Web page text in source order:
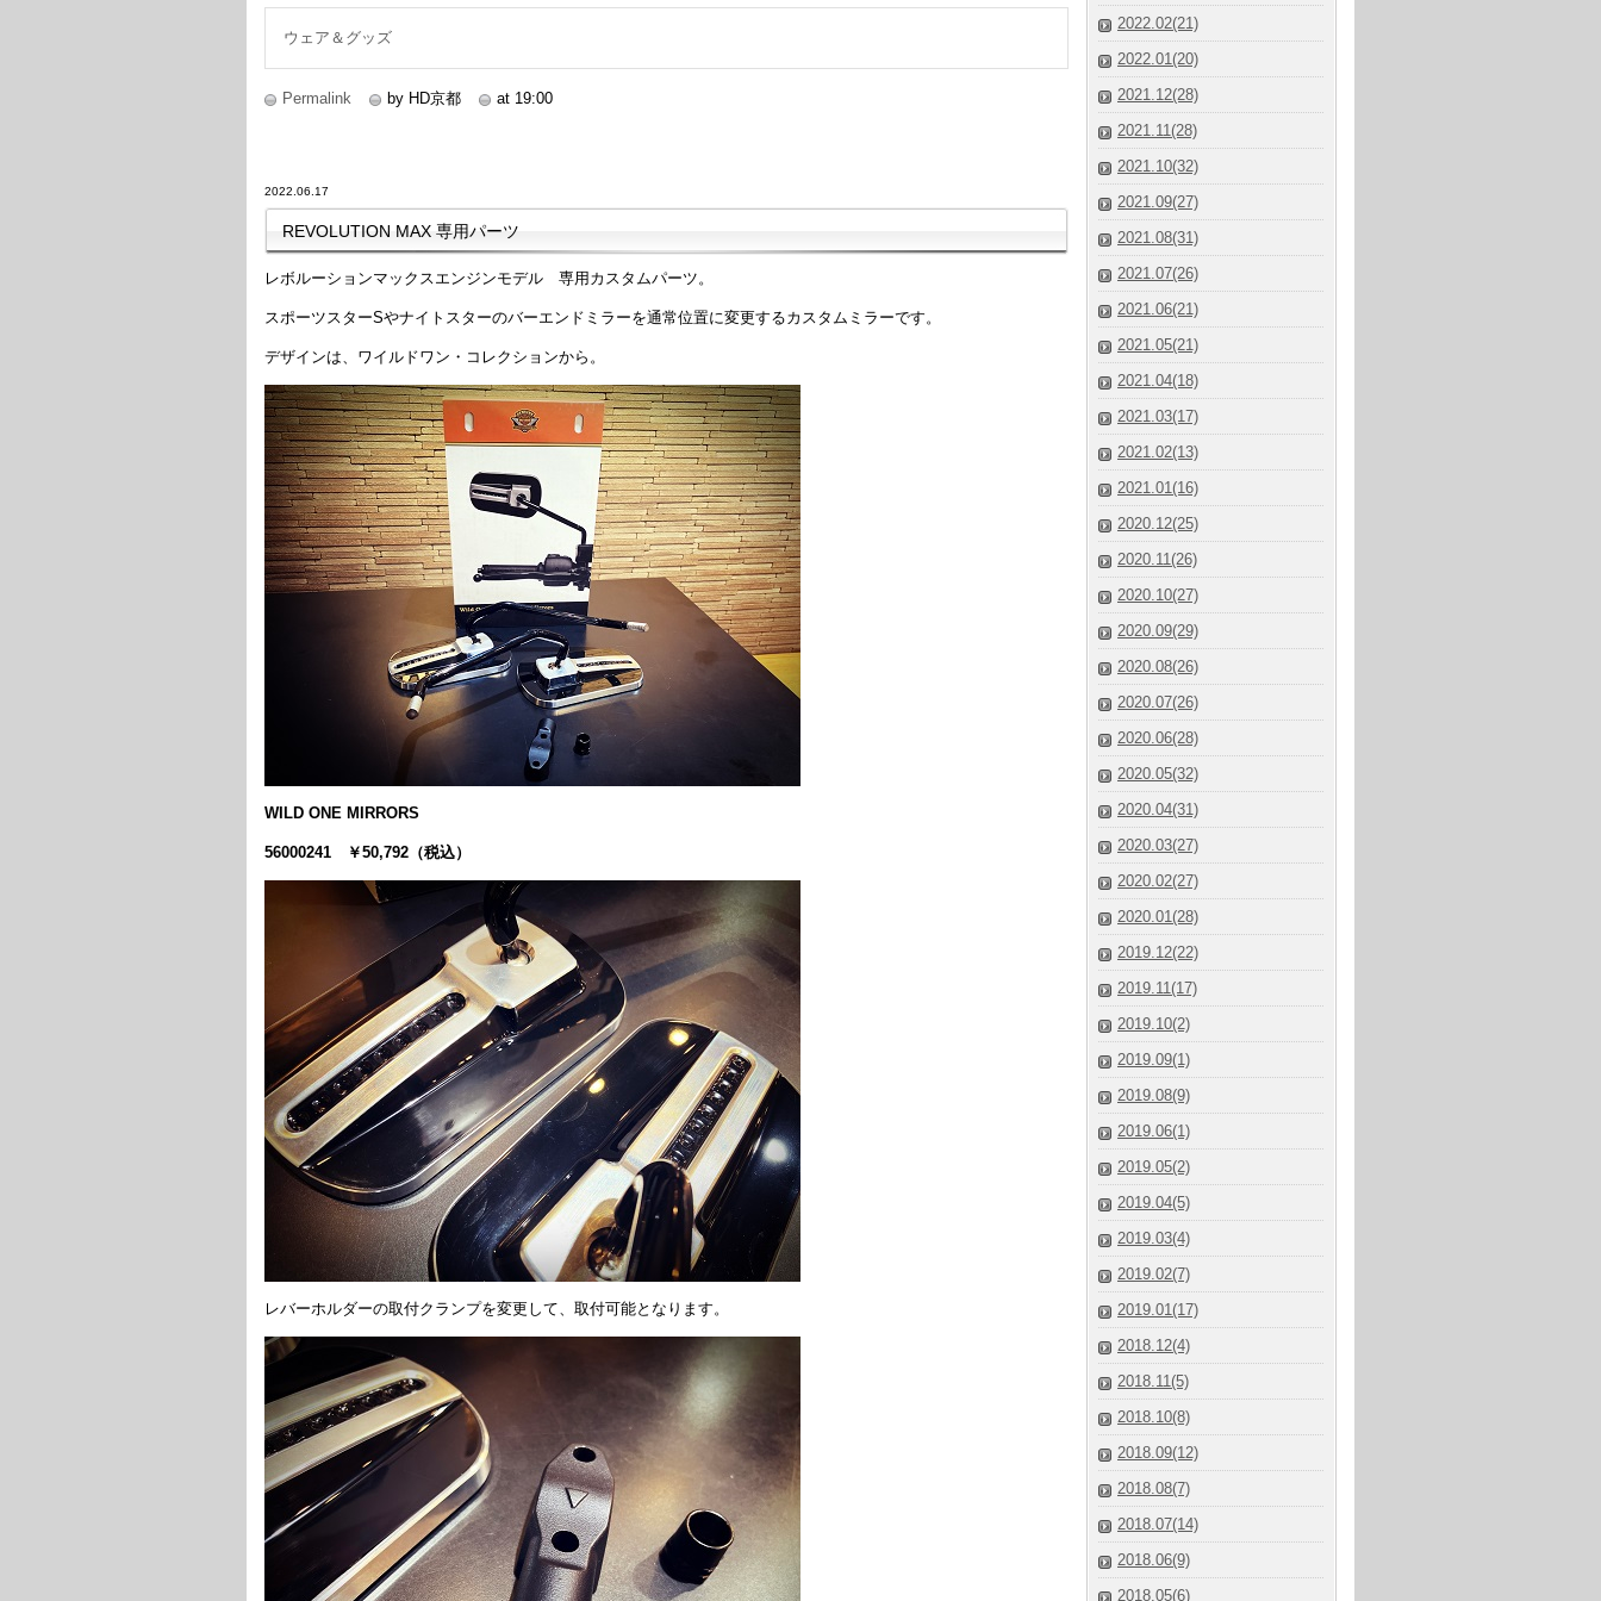
ウェア＆グッズ
Permalink by HD京都 at 19:00
2022.06.17
REVOLUTION MAX 専用パーツ
レボルーションマックスエンジンモデル 専用カスタムパーツ。
スポーツスターSやナイトスターのバーエンドミラーを通常位置に変更するカスタムミラーです。
デザインは、ワイルドワン・コレクションから。
WILD ONE MIRRORS
56000241 ￥50,792（税込）
レバーホルダーの取付クランプを変更して、取付可能となります。
2022.02(21)
2022.01(20)
2021.12(28)
2021.11(28)
2021.10(32)
2021.09(27)
2021.08(31)
2021.07(26)
2021.06(21)
2021.05(21)
2021.04(18)
2021.03(17)
2021.02(13)
2021.01(16)
2020.12(25)
2020.11(26)
2020.10(27)
2020.09(29)
2020.08(26)
2020.07(26)
2020.06(28)
2020.05(32)
2020.04(31)
2020.03(27)
2020.02(27)
2020.01(28)
2019.12(22)
2019.11(17)
2019.10(2)
2019.09(1)
2019.08(9)
2019.06(1)
2019.05(2)
2019.04(5)
2019.03(4)
2019.02(7)
2019.01(17)
2018.12(4)
2018.11(5)
2018.10(8)
2018.09(12)
2018.08(7)
2018.07(14)
2018.06(9)
2018.05(6)